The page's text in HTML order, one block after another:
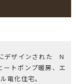
デザインされた N
トポンプ暖房、エ
電化住宅。